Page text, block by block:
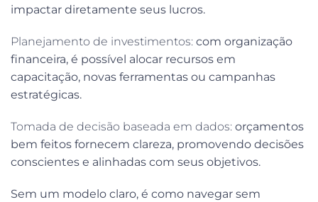
impactar diretamente seus lucros.
Planejamento de investimentos: com organização
financeira, é possível alocar recursos em
capacitação, novas ferramentas ou campanhas
estratégicas.
Tomada de decisão baseada em dados: orçamentos
bem feitos fornecem clareza, promovendo decisões
conscientes e alinhadas com seus objetivos.
Sem um modelo claro, é como navegar sem